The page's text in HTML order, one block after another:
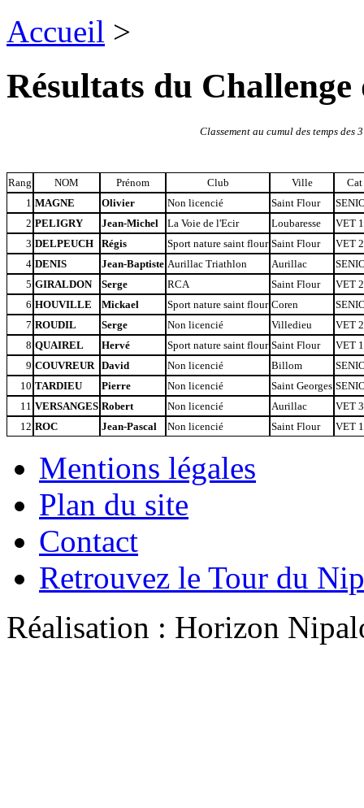
Accueil >
Résultats du
Classement au cumul des temps des
Rang NOM Prénom Club Ville
Cat
1 MAGNE Olivier Non licencié Saint Flour
2 PELIGRY Jean-Michel La Voie de l'Ecir Loubaresse
VET 1
3 DELPEUCH Régis Sport nature saint flour Saint Flour
VET 2
4 DENIS Jean-Baptiste Aurillac Triathlon Aurillac
5 GIRALDON Serge RCA Saint Flour
VET 2
6 HOUVILLE Mickael Sport nature saint flour Coren
7 ROUDIL Serge Non licencié Villedieu
VET 2
8 QUAIREL Hervé Sport nature saint flour Saint Flour
VET 1
9 COUVREUR David Non licencié Billom
10 TARDIEU Pierre Non licencié Saint Georges
11 VERSANGES Robert Non licencié Aurillac
VET 3
12 ROC Jean-Pascal Non licencié Saint Flour VET 1
Mentions légales
Plan du site
Contact
Retrouvez le Tour du
Réalisation : Horizon